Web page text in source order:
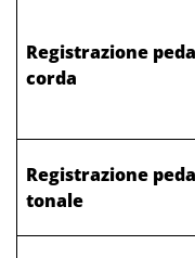
Registrazione
corda
Registrazione
tonale